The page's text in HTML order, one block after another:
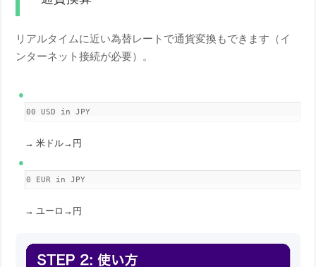
リアルタイムに近い為替レートで通貨変換もできます（イ
ンターネット接続が必要）。
100 USD in JPY
→ 米ドル→円
50 EUR in JPY
→ ユーロ→円